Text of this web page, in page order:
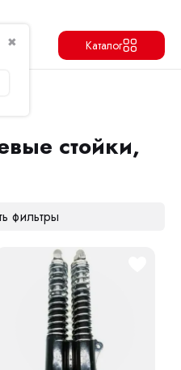
✖ Каталог
стойки,
фильтры